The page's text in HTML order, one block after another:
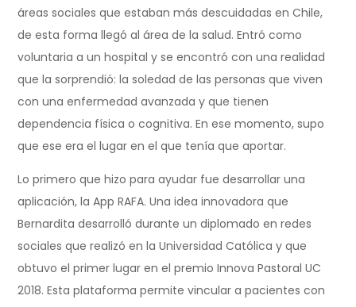
áreas sociales que estaban más descuidadas en Chile,
de esta forma llegó al área de la salud. Entró como
voluntaria a un hospital y se encontró con una realidad
que la sorprendió: la soledad de las personas que viven
con una enfermedad avanzada y que tienen
dependencia física o cognitiva. En ese momento, supo
que ese era el lugar en el que tenía que aportar.
Lo primero que hizo para ayudar fue desarrollar una
aplicación, la App RAFA. Una idea innovadora que
Bernardita desarrolló durante un diplomado en redes
sociales que realizó en la Universidad Católica y que
obtuvo el primer lugar en el premio Innova Pastoral UC
2018. Esta plataforma permite vincular a pacientes con